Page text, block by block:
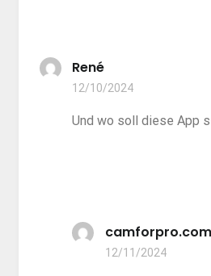
René
12/10/2024
Und wo soll diese App
camforpro.com
12/11/2024